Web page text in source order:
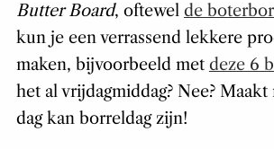
Butter Board, oftewel de
kun je een verrassend lekkere
maken, bijvoorbeeld met deze 6
het al vrijdagmiddag? Nee?
dag kan borreldag zijn!